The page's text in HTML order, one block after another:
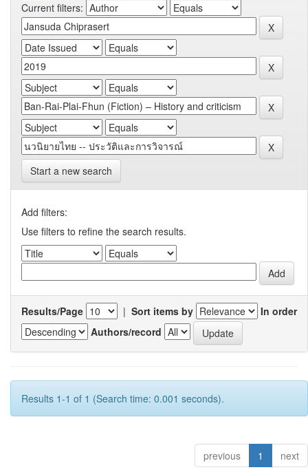
Current filters:
Start a new search
Add filters:
Use filters to refine the search results.
Results/Page | Sort items by
In order
Authors/record
Results 1-1 of 1 (Search time: 0.001 seconds).
previous 1 next